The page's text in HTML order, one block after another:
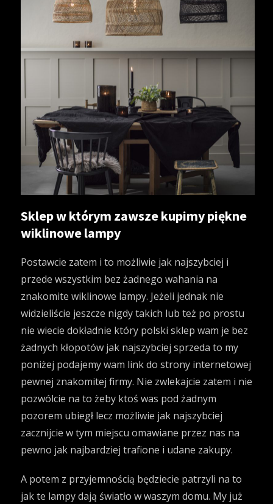
Sklep w którym zawsze kupimy piękne
wiklinowe lampy
Postawcie zatem i to możliwie jak najszybciej i
przede wszystkim bez żadnego wahania na
znakomite wiklinowe lampy. Jeżeli jednak nie
widzieliście jeszcze nigdy takich lub też po prostu
nie wiecie dokładnie który polski sklep wam je bez
żadnych kłopotów jak najszybciej sprzeda to my
poniżej podajemy wam link do strony internetowej
pewnej znakomitej firmy. Nie zwlekajcie zatem i nie
pozwólcie na to żeby ktoś was pod żadnym
pozorem ubiegł lecz możliwie jak najszybciej
zacznijcie w tym miejscu omawiane przez nas na
pewno jak najbardziej trafione i udane zakupy.
A potem z przyjemnością będziecie patrzyli na to
jak te lampy dają światło w waszym domu. My już